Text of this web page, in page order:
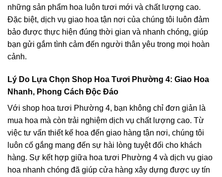
những sản phẩm hoa luôn tươi mới và chất lượng cao.
Đặc biệt, dịch vụ giao hoa tận nơi của chúng tôi luôn đảm
bảo được thực hiện đúng thời gian và nhanh chóng, giúp
bạn gửi gắm tình cảm đến người thân yêu trong mọi hoàn
cảnh.
Lý Do Lựa Chọn Shop Hoa Tươi Phường 4: Giao Hoa
Nhanh, Phong Cách Độc Đáo
Với shop hoa tươi Phường 4, bạn không chỉ đơn giản là
mua hoa mà còn trải nghiệm dịch vụ chất lượng cao. Từ
việc tư vấn thiết kế hoa đến giao hàng tận nơi, chúng tôi
luôn cố gắng mang đến sự hài lòng tuyệt đối cho khách
hàng. Sự kết hợp giữa hoa tươi Phường 4 và dịch vụ giao
hoa nhanh chóng đã giúp cửa hàng xây dựng được uy tín